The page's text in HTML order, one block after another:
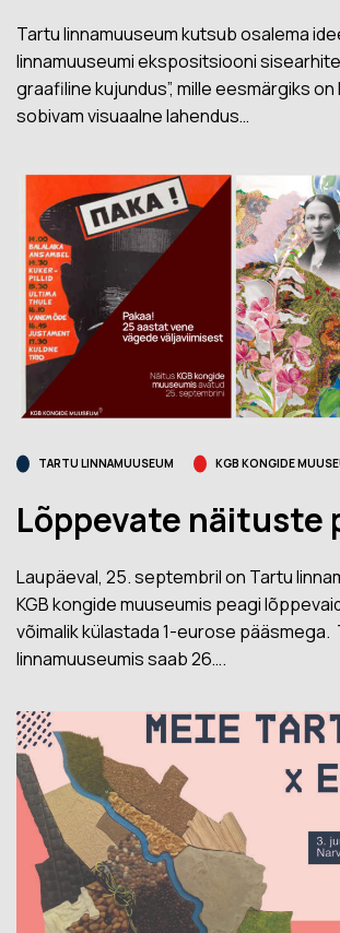
Tartu linnamuuseum kutsub osalema
linnamuuseumi ekspositsiooni
graafiline kujundus”, mille eesmärgiks
sobivam visuaalne lahendus…
TARTU LINNAMUUSEUM KGB KONGIDE
Lõppevate näituste
Laupäeval, 25. septembril on Tartu
KGB kongide muuseumis peagi
võimalik külastada 1-eurose pääsmega.
linnamuuseumis saab 26….